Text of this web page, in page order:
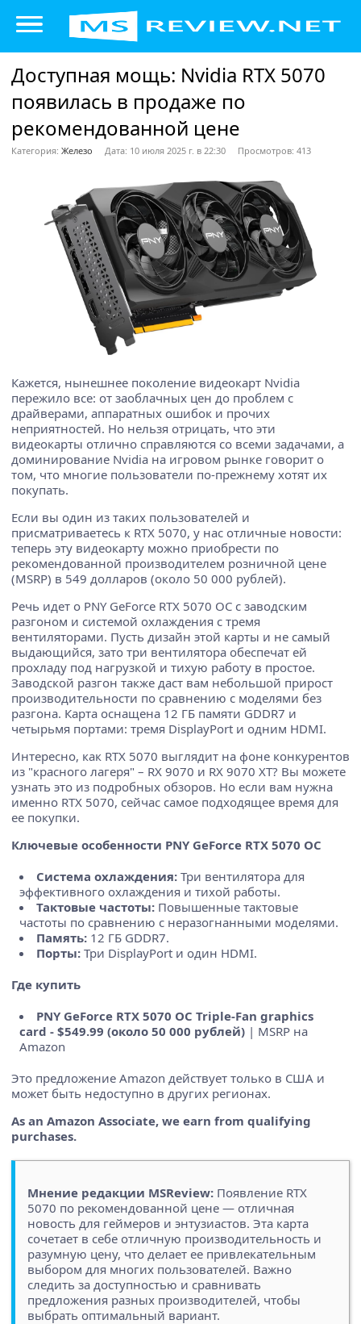
Доступная мощь: Nvidia RTX 5070
появилась в продаже по
рекомендованной цене
Категория: Железо Дата: 10 июля 2025 г. в 22:30 Просмотров: 413
Кажется, нынешнее поколение видеокарт Nvidia
пережило все: от заоблачных цен до проблем с
драйверами, аппаратных ошибок и прочих
неприятностей. Но нельзя отрицать, что эти
видеокарты отлично справляются со всеми задачами, а
доминирование Nvidia на игровом рынке говорит о
том, что многие пользователи по-прежнему хотят их
покупать.
Если вы один из таких пользователей и
присматриваетесь к RTX 5070, у нас отличные новости:
теперь эту видеокарту можно приобрести по
рекомендованной производителем розничной цене
(MSRP) в 549 долларов (около 50 000 рублей).
Речь идет о PNY GeForce RTX 5070 OC с заводским
разгоном и системой охлаждения с тремя
вентиляторами. Пусть дизайн этой карты и не самый
выдающийся, зато три вентилятора обеспечат ей
прохладу под нагрузкой и тихую работу в простое.
Заводской разгон также даст вам небольшой прирост
производительности по сравнению с моделями без
разгона. Карта оснащена 12 ГБ памяти GDDR7 и
четырьмя портами: тремя DisplayPort и одним HDMI.
Интересно, как RTX 5070 выглядит на фоне конкурентов
из "красного лагеря" – RX 9070 и RX 9070 XT? Вы можете
узнать это из подробных обзоров. Но если вам нужна
именно RTX 5070, сейчас самое подходящее время для
ее покупки.
Ключевые особенности PNY GeForce RTX 5070 OC
Система охлаждения: Три вентилятора для
эффективного охлаждения и тихой работы.
Тактовые частоты: Повышенные тактовые
частоты по сравнению с неразогнанными моделями.
Память: 12 ГБ GDDR7.
Порты: Три DisplayPort и один HDMI.
Где купить
PNY GeForce RTX 5070 OC Triple-Fan graphics
card - $549.99 (около 50 000 рублей) | MSRP на
Amazon
Это предложение Amazon действует только в США и
может быть недоступно в других регионах.
As an Amazon Associate, we earn from qualifying
purchases.
Мнение редакции MSReview: Появление RTX
5070 по рекомендованной цене — отличная
новость для геймеров и энтузиастов. Эта карта
сочетает в себе отличную производительность и
разумную цену, что делает ее привлекательным
выбором для многих пользователей. Важно
следить за доступностью и сравнивать
предложения разных производителей, чтобы
выбрать оптимальный вариант.